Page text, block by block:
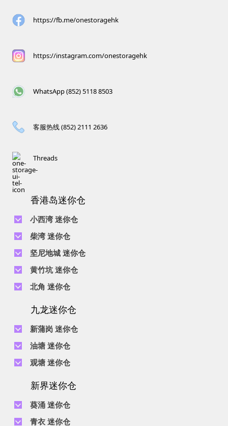
https://fb.me/onestoragehk
https://instagram.com/onestoragehk
WhatsApp (852) 5118 8503
客服热线 (852) 2111 2636
Threads
香港岛迷你仓
小西湾 迷你仓
电话 :2111 1062
地址 : 柴湾新业街5号王子工业大厦4楼
地址 : 柴湾新业街11号森龙工业大厦7楼B室
柴湾 迷你仓
电话 :2194 0038
地址 : 柴湾祥利街7号万峰工业大厦6楼C室
地址 : 柴湾利众街20号柴湾中心工业大厦6楼B室及14楼B1室
坚尼地城 迷你仓
电话 : 2623 0280
地址 : 坚尼地城士美菲路12P号祥兴工业大厦9楼
黄竹坑 迷你仓
电话 :2680 9691
地址 : 黄竹坑道18号瑞琪工业大厦14楼A室
电话 :2116 8113
北角 迷你仓
地址 : 香港屈臣道4-6号海景大厦B座10楼4&6室
九龙迷你仓
新蒲岗 迷你仓
电话 :2111 0509
地址 : 新蒲岗景福街106号太子工业大厦15楼B室
地址 : 新蒲岗五芳街8号利嘉工业大厦9楼CD室
电话 :2116 5165
地址 : 新蒲岗景福街114号捷景工业大厦3楼A室
油塘 迷你仓
电话 :2623 0300
地址 : 油塘四山街4号华辉工业大厦一楼C室
观塘 迷你仓
地址 : 观塘伟业街146号美嘉工业大厦5楼A室
新界迷你仓
葵涌 迷你仓
电话 :2111 2683
青衣 迷你仓